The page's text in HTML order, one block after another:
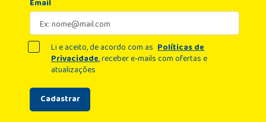
Email
Cadastrar
Li e aceito, de acordo com as Políticas de
Privacidade, receber e-mails com ofertas e
atualizações